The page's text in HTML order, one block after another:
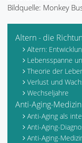
Bildquelle: Monkey
Altern - die
Altern:
Lebensspanne
Theorie der
Verlust und
Wechseljahre
Anti-Aging-Medizin
Anti-Aging als
Anti-Aging-
Anti-Aging-